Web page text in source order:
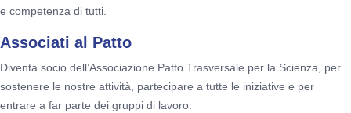
e competenza di tutti.
Associati al Patto
Diventa socio dell’Associazione Patto Trasversale per la Scienza, per
sostenere le nostre attività, partecipare a tutte le iniziative e per
entrare a far parte dei gruppi di lavoro.